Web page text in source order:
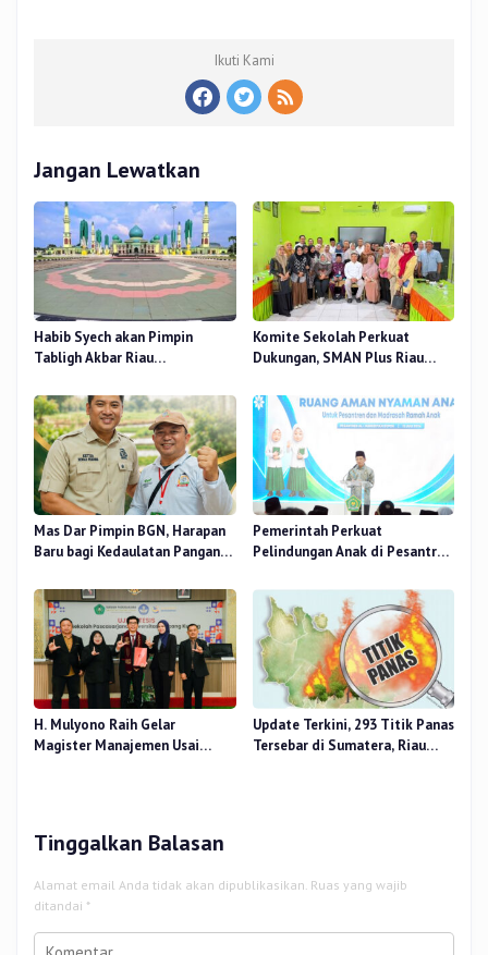
Ikuti Kami
Jangan Lewatkan
Habib Syech akan Pimpin
Tabligh Akbar Riau
Nur, Besok
Komite Sekolah Perkuat
Dukungan, SMAN Plus Riau
Pendidikan
Mas Dar Pimpin BGN, Harapan
Baru bagi Kedaulatan Pangan
Pemerintah Perkuat
Pelindungan Anak di Pesantren
RANA
H. Mulyono Raih Gelar
Magister Manajemen Usai
Update Terkini, 293 Titik Panas
Tersebar di Sumatera, Riau
Tinggalkan Balasan
Alamat email Anda tidak akan dipublikasikan. Ruas yang wajib
ditandai *